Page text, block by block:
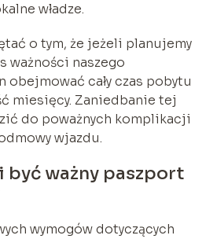
władze.
o tym, że jeżeli planujemy
ważności naszego
cały czas pobytu
miesięcy. Zaniedbanie tej
do poważnych komplikacji
wjazdu.
być ważny paszport
wymogów dotyczących